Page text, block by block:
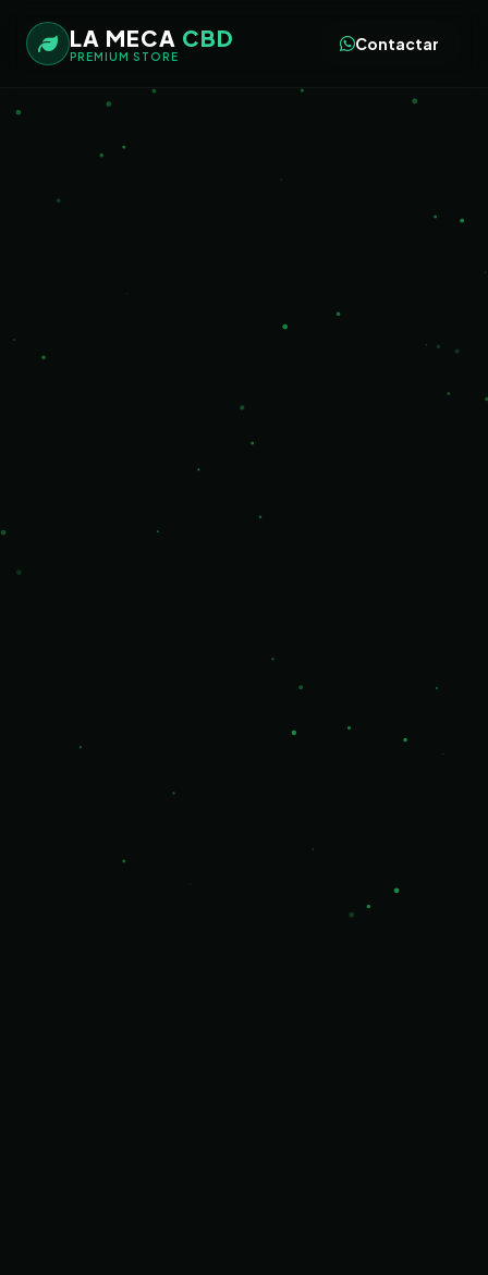
LA MECA CBD
PREMIUM STORE
Contactar